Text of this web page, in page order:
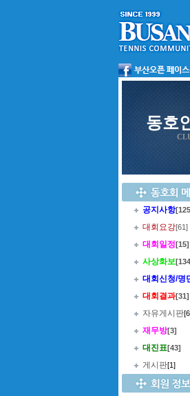
동호
공지사항
대회요강[61]
대회일정[15]
사상화보
대회신청/명
대회결과[31]
자유게시판
재무방[3]
대진표[43]
게시판[1]